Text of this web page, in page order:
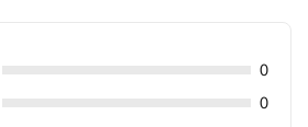
0
0